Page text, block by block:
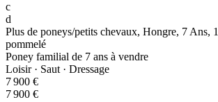
c
d
Plus de poneys/petits chevaux, Hongre, 7 Ans,
pommelé
Poney familial de 7 ans à vendre
Loisir · Saut · Dressage
7 900 €
7 900 €